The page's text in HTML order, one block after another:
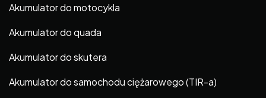
Akumulator do motocykla
Akumulator do quada
Akumulator do skutera
Akumulator do samochodu ciężarowego (TIR-a)